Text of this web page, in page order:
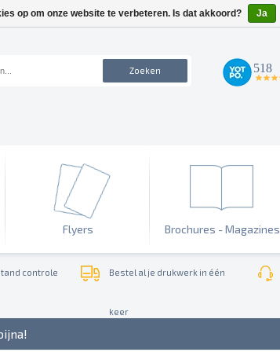
Zoeken 518
Flyers Brochures - Magazines
controle Bestel al je drukwerk in één
keer
op om onze website te verbeteren. Is dat akkoord? Ja